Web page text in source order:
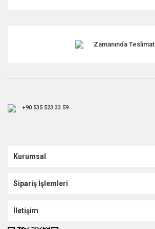
Zamanında Teslimat
+90 535 523 33 59
Kurumsal
Sipariş İşlemleri
İletişim